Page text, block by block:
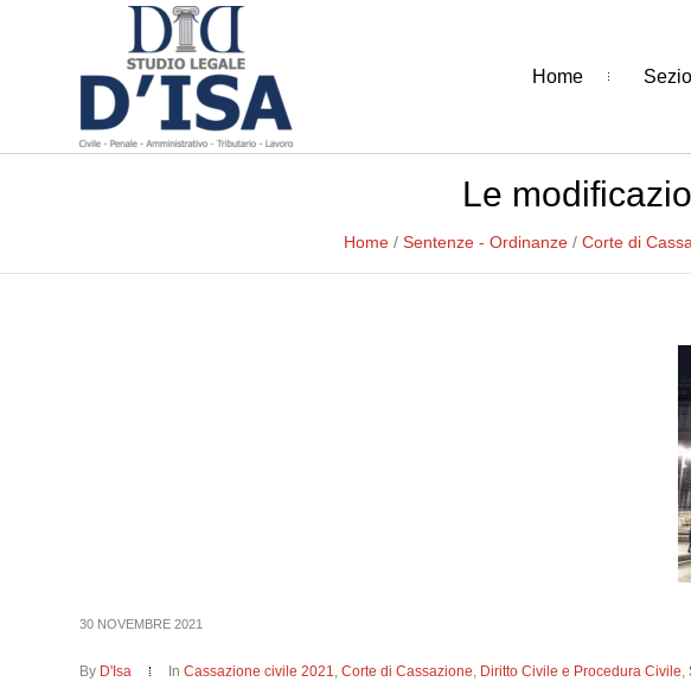
Home
Le
Home / Sentenze - Ordinanze / Corte di
30 NOVEMBRE 2021
By D'Isa InCassazione civile 2021,Corte di Cassazione, Diritto Civile e Procedura Civile,